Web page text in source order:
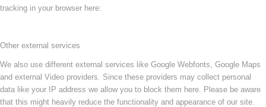
tracking in your browser here:
Other external services
We also use different external services like Google Webfonts, Google Maps
and external Video providers. Since these providers may collect personal
data like your IP address we allow you to block them here. Please be aware
that this might heavily reduce the functionality and appearance of our site.